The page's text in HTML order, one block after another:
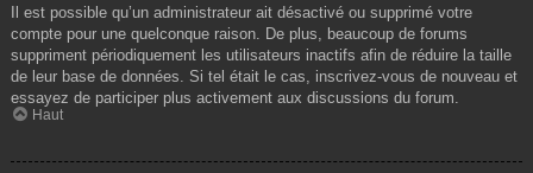
Il est possible qu’un administrateur ait désactivé ou supprimé votre
compte pour une quelconque raison. De plus, beaucoup de forums
suppriment périodiquement les utilisateurs inactifs afin de réduire la taille
de leur base de données. Si tel était le cas, inscrivez-vous de nouveau et
essayez de participer plus activement aux discussions du forum.
Haut